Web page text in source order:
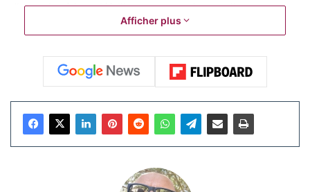
d’une mise à jour défaillante, cette pub rappelle
subtilement que les Macs, grâce à leurs restrictions sur
C’est un rappel ludique, mais clair : la fiabilité n’est pas
négociable dans un monde pro connecté.
Le scénario, un mélange de comédie absurde et de
démonstration technique, suit l’équipe en route pour
boucler un gros contrat. À peine arrivés, le drame : une
défectueux a déclenché des BSODen accédant
Afficher plus